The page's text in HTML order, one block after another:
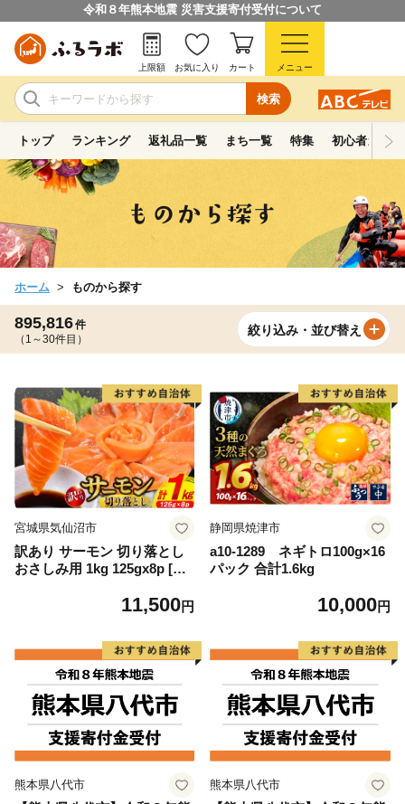
令和８年熊本地震 災害支援寄付受付について
検索
上限額 お気に入り カート メニュー
トップ ランキング 返礼品一覧 まち一覧 特集 初心者ガイド
ホーム ものから探す
895,816件
（1～30件目）
絞り込み・並び替え
宮城県気仙沼市
訳あり サーモン 切り落とし
おさしみ用 1kg 125gx8p [足
4313] 魚 魚介類 鮭 お刺し身
介
11,500円
静岡県焼津市
a10-1289 ネギトロ100g×16
パック 合計1.6kg
10,000円
熊本県八代市 熊本県八代市